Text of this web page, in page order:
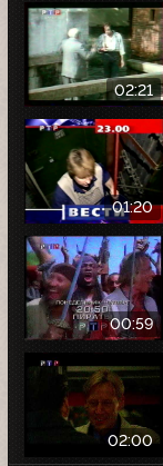
02:21
01:20
00:59
02:00